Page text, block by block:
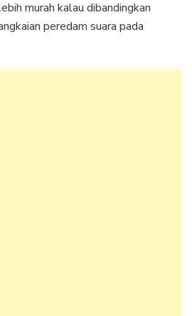
murah kalau dibandingkan
peredam suara pada